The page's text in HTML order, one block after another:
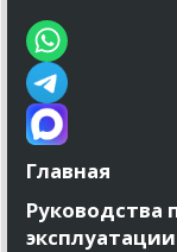
Главная
Руководства
эксплуатации